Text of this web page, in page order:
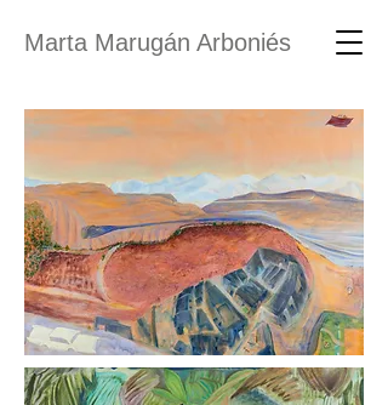
Marta Marugán Arboniés